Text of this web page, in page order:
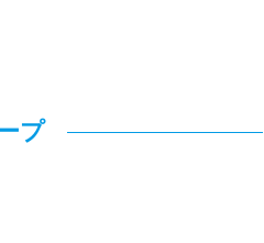
プ